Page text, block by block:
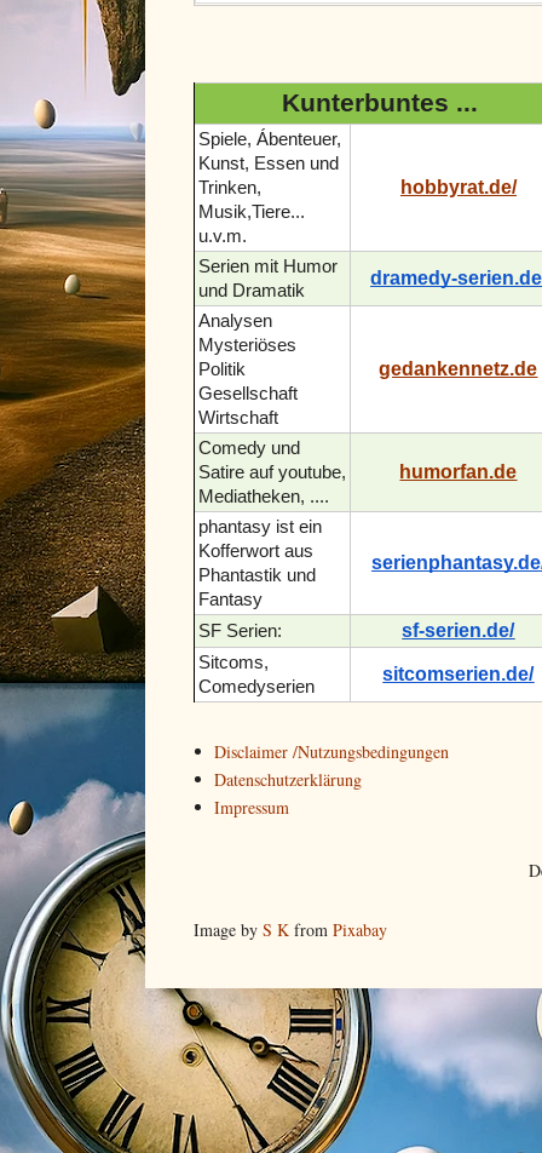
Kunterbuntes ...
Spiele, Ábenteuer,
Kunst, Essen und
Trinken,
Musik,Tiere...
u.v.m.
hobbyrat.de/
Serien mit Humor
und Dramatik
dramedy-
Analysen
Mysteriöses
Politik
Gesellschaft
Wirtschaft
gedankennetz.de
Comedy und
Satire auf youtube,
Mediatheken, ....
humorfan.de
phantasy ist ein
Kofferwort aus
Phantastik und
Fantasy
SF Serien: sf-serien.de/
Sitcoms,
Comedyserien
sitcomserien.de/
Disclaimer /Nutzungsbedingungen
Datenschutzerklärung
Impressum
Image by S K from Pixabay